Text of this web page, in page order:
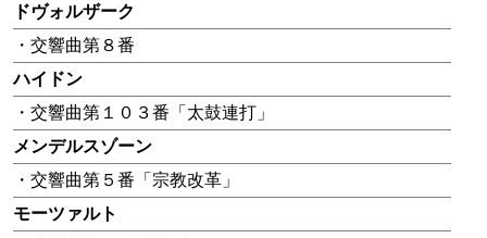
ドヴォルザーク
・交響曲第８番
ハイドン
・交響曲第１０３番「太鼓連打」
メンデルスゾーン
・交響曲第５番「宗教改革」
モーツァルト